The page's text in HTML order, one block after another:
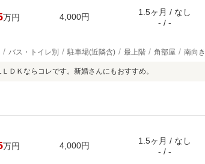
万円 4,000円
1.5ヶ月 / なし
- / -
バス・トイレ別 駐車場(近隣含) 最上階 角部屋 南向き
ＤＫならコレです。新婚さんにもおすすめ。
万円 4,000円
1.5ヶ月 / なし
- / -